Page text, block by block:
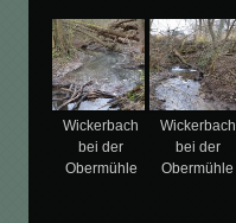
Wickerbach
bei der
Obermühle
Wickerbach
bei der
Obermühle